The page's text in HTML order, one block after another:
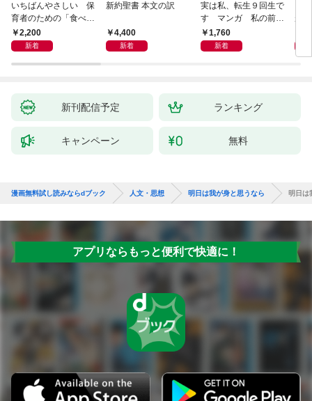
いちばんやさしい 保
育者のための「食べな
い子」サポートＢＯＯ
Ｋ 偏食・少食のお悩
2,200
新着
新約聖書 本文の訳
4,400
新着
実は私、転生９回生で
す マンガ 私の前世
物語1,760
新着
が
新刊配信予定 ランキング
キャンペーン 無料
漫画無料試し読みならdブック 人文・思想 明日は我が身と思うなら 明日は
アプリならもっと便利で快適に！